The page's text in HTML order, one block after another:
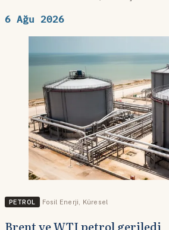
6 Ağu 2026
PETROL Fosil Enerji, Küresel
Brent ve WTI petrol geriledi